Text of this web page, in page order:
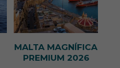
ser adequados de
do
informados
por similares,
no ato
MALTA MAGNÍFICA
PREMIUM 2026